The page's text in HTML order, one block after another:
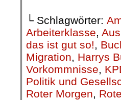
└ Schlagwörter:
Arbeiterklasse,
das ist gut so!,
Migration, Harrys
Vorkommnisse,
Politik und
Roter Morgen,